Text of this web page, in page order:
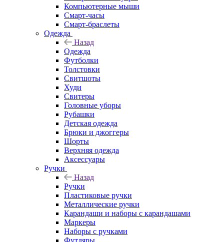
Компьютерные мыши
Смарт-часы
Смарт-браслеты
Одежда
Назад
Одежда
Футболки
Толстовки
Свитшоты
Худи
Свитеры
Головные уборы
Рубашки
Детская одежда
Брюки и джоггеры
Шорты
Верхняя одежда
Аксессуары
Ручки
Назад
Ручки
Пластиковые ручки
Металлические ручки
Карандаши и наборы с карандашами
Маркеры
Наборы с ручками
Футляры